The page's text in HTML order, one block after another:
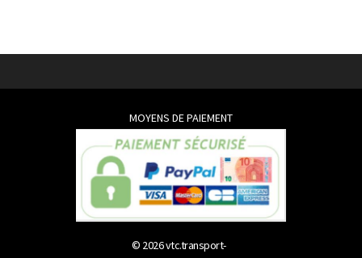
MOYENS DE PAIEMENT
© 2026vtc.transport-